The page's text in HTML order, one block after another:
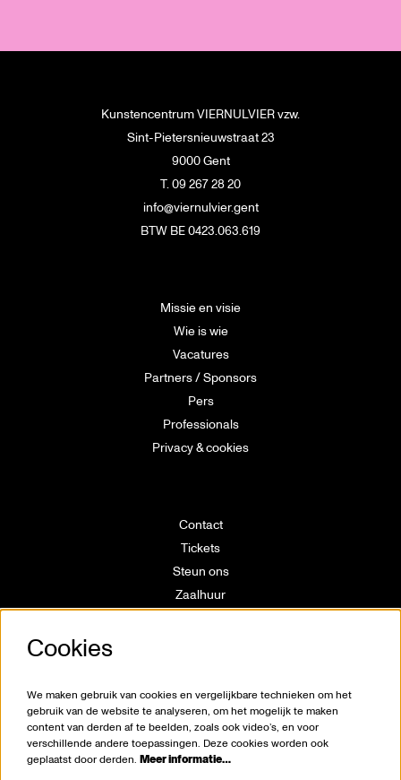
Kunstencentrum VIERNULVIER vzw.
Sint-Pietersnieuwstraat 23
9000 Gent
T. 09 267 28 20
info@viernulvier.gent
BTW BE 0423.063.619
Missie en visie
Wie is wie
Vacatures
Partners / Sponsors
Pers
Professionals
Privacy & cookies
Contact
Tickets
Steun ons
Zaalhuur
Huisregels
Klokkenluiderswet
Cookies
We maken gebruik van cookies en vergelijkbare technieken om het
gebruik van de website te analyseren, om het mogelijk te maken
content van derden af te beelden, zoals ook video’s, en voor
verschillende andere toepassingen. Deze cookies worden ook
geplaatst door derden. Meer informatie…